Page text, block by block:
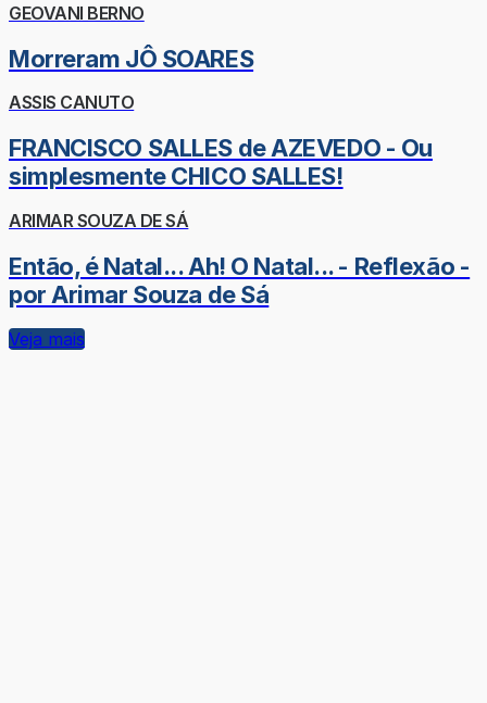
GEOVANI BERNO
Morreram JÔ SOARES
ASSIS CANUTO
FRANCISCO SALLES de AZEVEDO - Ou
simplesmente CHICO SALLES!
ARIMAR SOUZA DE SÁ
Então, é Natal... Ah! O Natal... - Reflexão -
por Arimar Souza de Sá
Veja mais